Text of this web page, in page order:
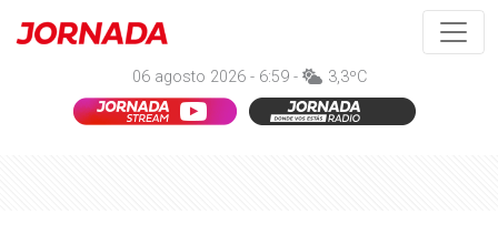
06 agosto 2026 - 6:59 - 3,3ºC